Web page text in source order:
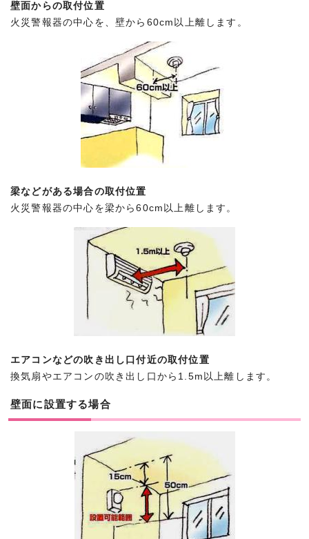
壁面からの取付位置
火災警報器の中心を、壁から60cm以上離します。
梁などがある場合の取付位置
火災警報器の中心を梁から60cm以上離します。
エアコンなどの吹き出し口付近の取付位置
換気扇やエアコンの吹き出し口から1.5m以上離します。
壁面に設置する場合